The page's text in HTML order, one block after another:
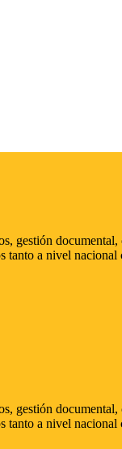
gestión
tanto a nivel
gestión
tanto a nivel